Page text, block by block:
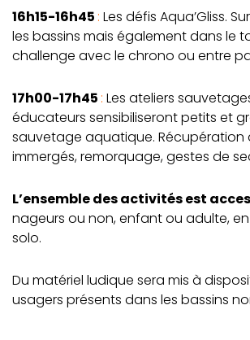
16h15-16h45 : Les défis Aqua’Gliss.
les bassins mais également dans le
challenge avec le chrono ou entre
17h00-17h45 : Les ateliers
éducateurs sensibiliseront petits et
sauvetage aquatique. Récupération
immergés, remorquage, gestes de
L’ensemble des activités est
nageurs ou non, enfant ou adulte,
solo.
Du matériel ludique sera mis à
usagers présents dans les bassins